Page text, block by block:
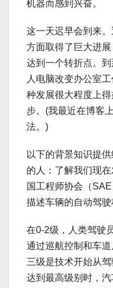
机器而感到兴奋。
这一天迟早会到来
方面取得了巨大进
达到一个转折点。
人电脑改变办公室
种发展很大程度上
步。(我最近在博客
法。)
以下的背景知识提
的人：了解我们现
国工程师协会（
描述车辆的自动驾驶
在0-2级，人类驾驶
通过巡航控制和车
三级是技术开始从
达到最高级别时，